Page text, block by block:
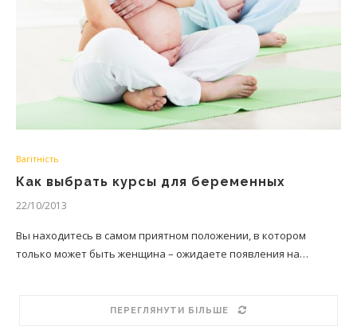
Вагітність
Как выбрать курсы для беременных
22/10/2013
Вы находитесь в самом приятном положении, в котором
только может быть женщина – ожидаете появления на…
ПЕРЕГЛЯНУТИ БІЛЬШЕ